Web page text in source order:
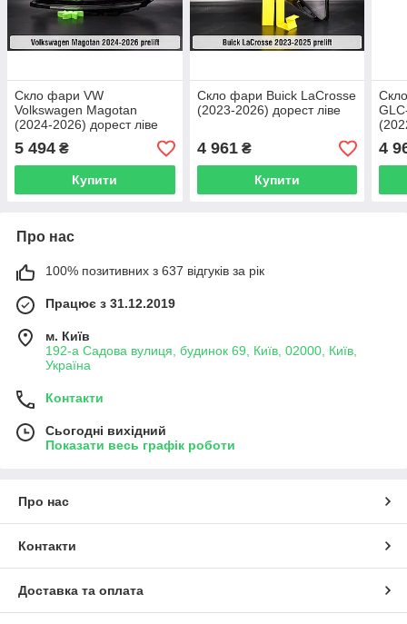
Скло фари VW
Volkswagen Magotan
(2024-2026) дорест ліве
5 494 ₴
Купити
Скло фари Buick LaCrosse
(2023-2026) дорест ліве
4 961₴
Купити
4
Про нас
100% позитивних з 637 відгуків за рік
Працює з 31.12.2019
м. Київ
192-а Садова вулиця, будинок 69, Київ, 02000, Київ,
Україна
Контакти
Сьогодні вихідний
Показати весь графік роботи
Про нас
Контакти
Доставка та оплата